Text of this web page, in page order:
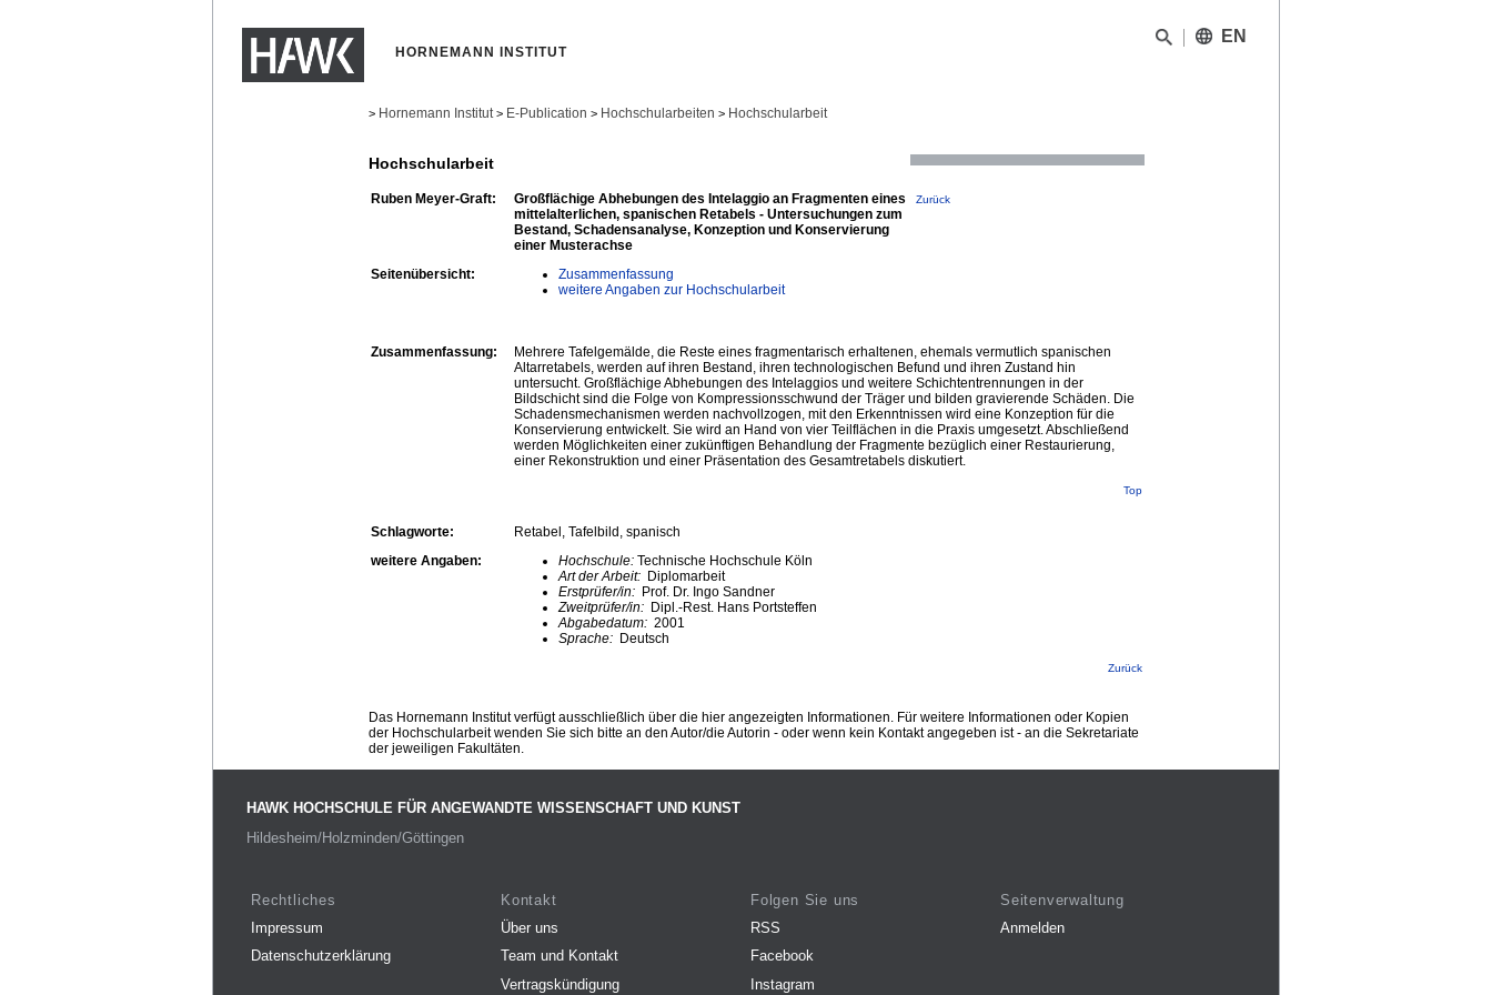
HORNEMANN INSTITUT
EN
> Hornemann Institut > E-Publication > Hochschularbeiten > Hochschularbeit
Hochschularbeit
Ruben Meyer-Graft:
Großflächige Abhebungen des Intelaggio an Fragmenten eines
mittelalterlichen, spanischen Retabels - Untersuchungen zum
Bestand, Schadensanalyse, Konzeption und Konservierung
einer Musterachse
Zurück
Seitenübersicht:
Zusammenfassung
weitere Angaben zur Hochschularbeit
Zusammenfassung:
Mehrere Tafelgemälde, die Reste eines fragmentarisch erhaltenen, ehemals vermutlich spanischen
Altarretabels, werden auf ihren Bestand, ihren technologischen Befund und ihren Zustand hin
untersucht. Großflächige Abhebungen des Intelaggios und weitere Schichtentrennungen in der
Bildschicht sind die Folge von Kompressionsschwund der Träger und bilden gravierende Schäden. Die
Schadensmechanismen werden nachvollzogen, mit den Erkenntnissen wird eine Konzeption für die
Konservierung entwickelt. Sie wird an Hand von vier Teilflächen in die Praxis umgesetzt. Abschließend
werden Möglichkeiten einer zukünftigen Behandlung der Fragmente bezüglich einer Restaurierung,
einer Rekonstruktion und einer Präsentation des Gesamtretabels diskutiert.
Top
Schlagworte:
Retabel, Tafelbild, spanisch
weitere Angaben:
Hochschule: Technische Hochschule Köln
Art der Arbeit: Diplomarbeit
Erstprüfer/in: Prof. Dr. Ingo Sandner
Zweitprüfer/in: Dipl.-Rest. Hans Portsteffen
Abgabedatum: 2001
Sprache: Deutsch
Zurück
Das Hornemann Institut verfügt ausschließlich über die hier angezeigten Informationen. Für weitere Informationen oder Kopien
der Hochschularbeit wenden Sie sich bitte an den Autor/die Autorin - oder wenn kein Kontakt angegeben ist - an die Sekretariate
der jeweiligen Fakultäten.
HAWK HOCHSCHULE FÜR ANGEWANDTE WISSENSCHAFT UND KUNST
Hildesheim/Holzminden/Göttingen
Rechtliches
Impressum
Datenschutzerklärung
Kontakt
Über uns
Team und Kontakt
Vertragskündigung
Folgen Sie uns
RSS
Facebook
Instagram
Seitenverwaltung
Anmelden